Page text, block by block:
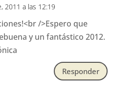
2011 a las 12:19
/>Espero que
y un fantástico 2012.
Responder